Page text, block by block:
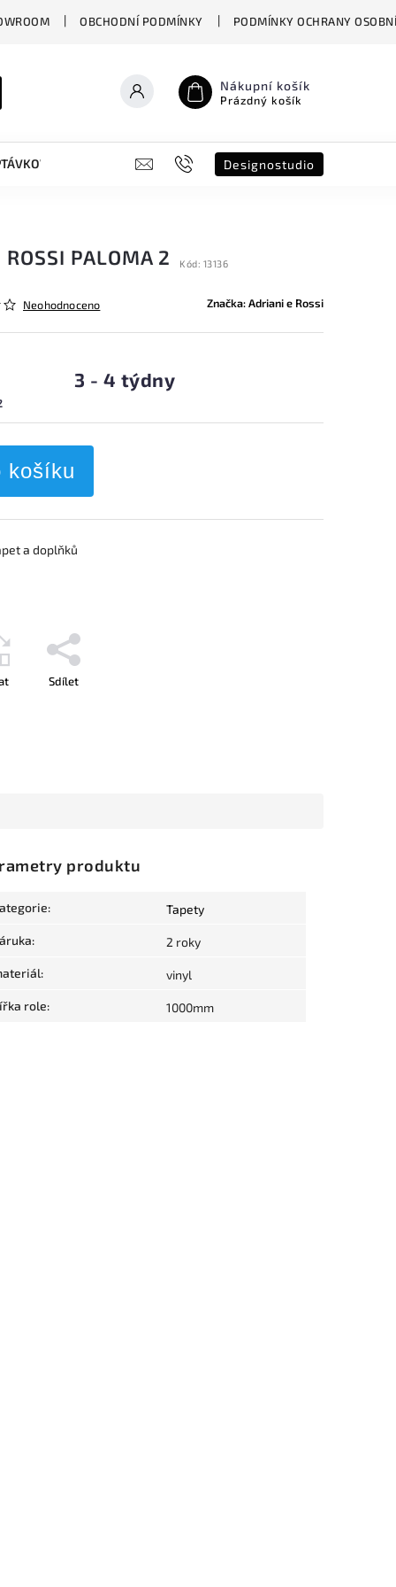
OBCHODNÍ PODMÍNKY PODMÍNKY OCHRANY
Nákupní košík
Prázdný košík
FORMULÁŘ B2B SHOWROOM
Designostudio
PALOMA 2 Kód: 13136
Neohodnoceno Značka:Adriani e Rossi
3 - 4 týdny
košíku
a doplňků
Sdílet
produktu
: Tapety
: 2 roky
: vinyl
role: 1000mm